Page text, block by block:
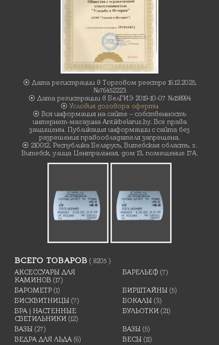
⦿ Дата регистрации в Торговом реестре 16.12.2025,
№76452223
⦿ Дата регистрации в БелГИЭ 2019-10-07 №158994
⦿Условия договора оферты
⦿ Вся информация на сайте – собственность
интернет-магазина Antikbelarus.by. Все права
защищены. Публикация информации с сайта без
разрешения правообладателя запрещена.
⦿ 210012, Республика Беларусь, Витебская область, г.
Витебск, улица Центральная, дом 13, помещение 17А.
ВСЕГО ТОВАРОВ ( 8205 )
АКСЕССУАРЫ ДЛЯ
КАМИНОВ (17)
БАРЕЛЬЕФ (7)
БАРОМЕТР (1) БИРШТАЙНЫ (5)
БИСКВИТНИЦЫ (7) БОКАЛЫ (3)
БРА | НАСТЕННЫЕ
СВЕТИЛЬНИКИ (12)
БУЛЬОТКИ (21)
ВАЗЫ (27) ВАЗЫ (5)
ВЕДРА ДЛЯ ЛЬДА (6) ВЕСЫ (11)